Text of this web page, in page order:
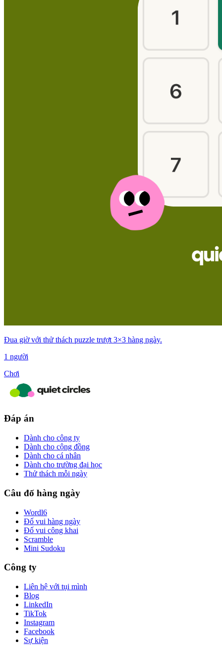
Đua giờ với thử thách puzzle trượt 3×3 hàng ngày.
1 người
Chơi
Đáp án
Dành cho công ty
Dành cho cộng đồng
Dành cho cá nhân
Dành cho trường đại học
Thử thách mỗi ngày
Câu đố hàng ngày
Wordl6
Đố vui hàng ngày
Đố vui công khai
Scramble
Mini Sudoku
Công ty
Liên hệ với tụi mình
Blog
LinkedIn
TikTok
Instagram
Facebook
Sự kiện